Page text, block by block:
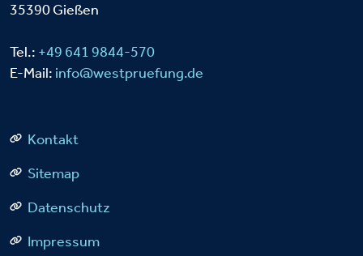
35390 Gießen
Tel.: +49 641 9844-570
E-Mail: info@westpruefung.de
Kontakt
Sitemap
Datenschutz
Impressum